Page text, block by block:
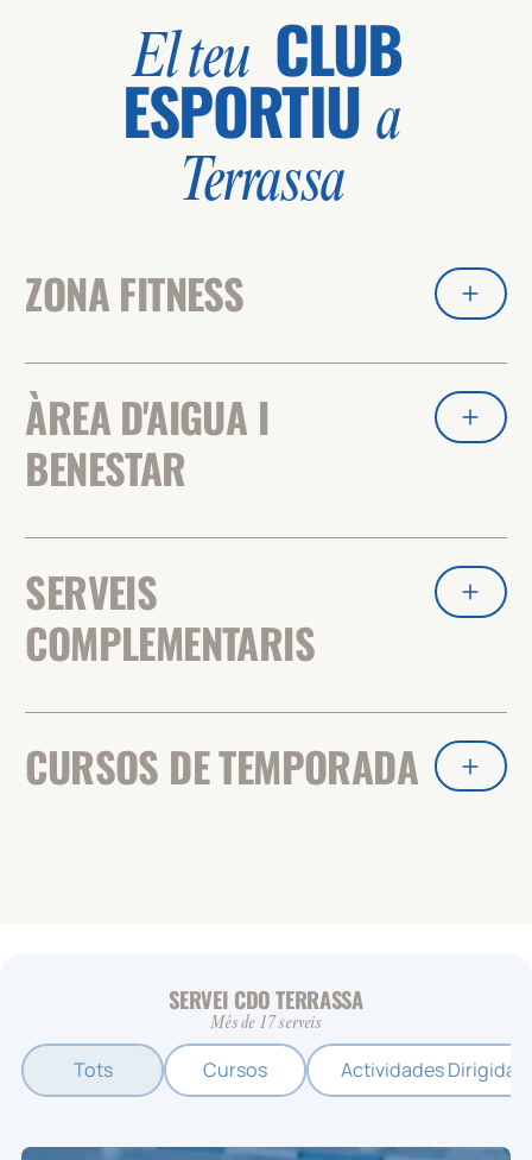
El teu CLUB
ESPORTIU a
Terrassa
ZONA FITNESS
ÀREA D'AIGUA I
BENESTAR
SERVEIS
COMPLEMENTARIS
CURSOS DE TEMPORADA
SERVEI CDO TERRASSA
Més de 17 serveis
Tots Cursos Actividades Dirigidas